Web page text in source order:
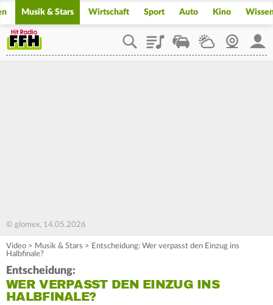
Musik & Stars Wirtschaft Sport Auto Kino
PlaylistStaupilotWetterWebcam
© glomex, 14.05.2026
Video > Musik & Stars > Entscheidung: Wer verpasst den Einzug ins
Halbfinale?
Entscheidung:
WER VERPASST DEN EINZUG INS
HALBFINALE?